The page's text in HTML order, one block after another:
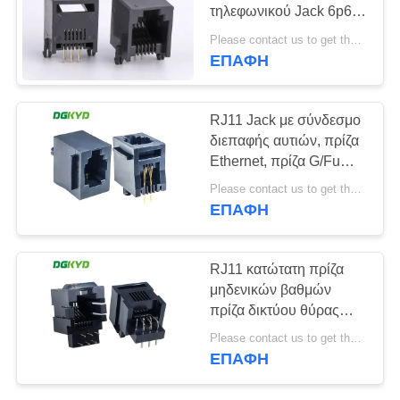
SITEMAP
ΠΟΛΙΤΙΚΉ
ΜΥΣΤΙΚΌΤΗΤΑΣ
cat6 rj45
συνδετήρας
rj11 γρύλος
46
τηλεφωνικού Jack 6p6c
Rj11 κατοικίας
Please contact us to get the latest price. MOQ:1 κομμάτι
ΕΠΑΦΉ
RJ11 Jack με σύνδεσμο
διεπαφής αυτιών, πρίζα
Ethernet, πρίζα G/Fu
DGKYD5222E1144IWA1DY1
Please contact us to get the latest price. MOQ:1 κομμάτι
ΕΠΑΦΉ
RJ11 κατώτατη πρίζα
μηδενικών βαθμών
πρίζα δικτύου θύρας
μαύρη 6P6C χωρίς
φίλτρο
Please contact us to get the latest price. MOQ:1 κομμάτι
ΕΠΑΦΉ